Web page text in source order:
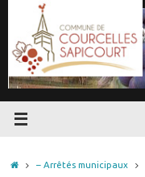
contenu
Accueil
– Arrêtés municipaux